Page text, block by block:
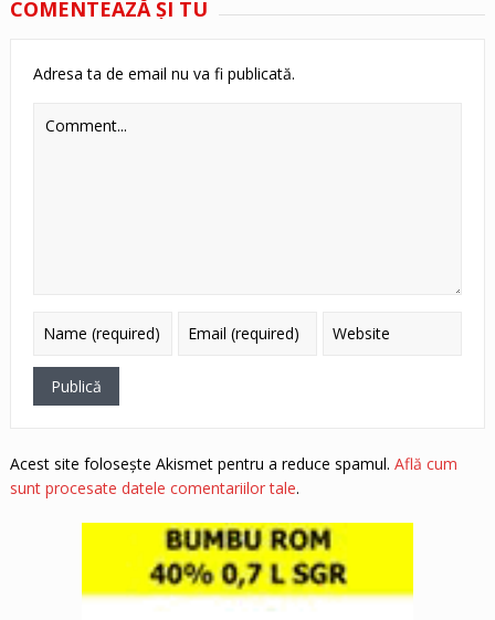
COMENTEAZĂ ŞI TU
Adresa ta de email nu va fi publicată.
Acest site folosește Akismet pentru a reduce spamul. Află cum
sunt procesate datele comentariilor tale.